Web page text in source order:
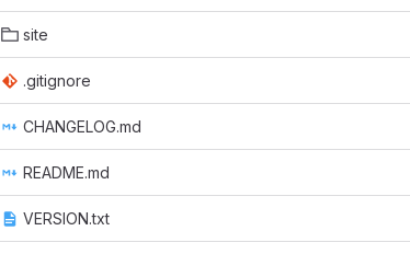
site
.gitignore
CHANGELOG.md
README.md
VERSION.txt